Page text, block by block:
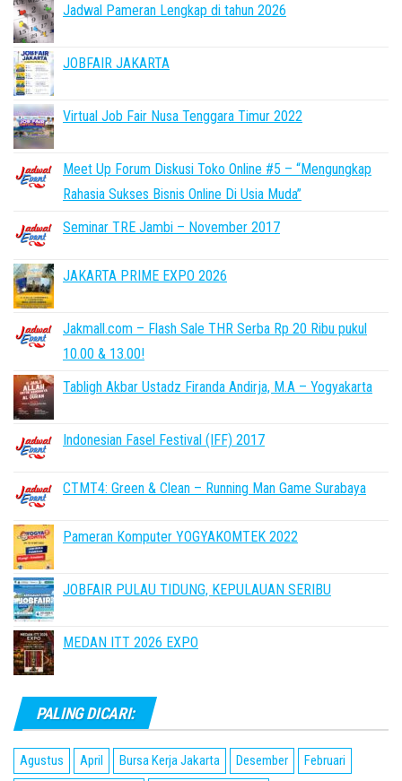
Jadwal Pameran Lengkap di tahun 2026
JOBFAIR JAKARTA
Virtual Job Fair Nusa Tenggara Timur 2022
Meet Up Forum Diskusi Toko Online #5 – “Mengungkap
Rahasia Sukses Bisnis Online Di Usia Muda”
Seminar TRE Jambi – November 2017
JAKARTA PRIME EXPO 2026
Jakmall.com – Flash Sale THR Serba Rp 20 Ribu pukul
10.00 & 13.00!
Tabligh Akbar Ustadz Firanda Andirja, M.A – Yogyakarta
Indonesian Fasel Festival (IFF) 2017
CTMT4: Green & Clean – Running Man Game Surabaya
Pameran Komputer YOGYAKOMTEK 2022
JOBFAIR PULAU TIDUNG, KEPULAUAN SERIBU
MEDAN ITT 2026 EXPO
PALING DICARI:
Agustus April Bursa Kerja Jakarta Desember
Februari